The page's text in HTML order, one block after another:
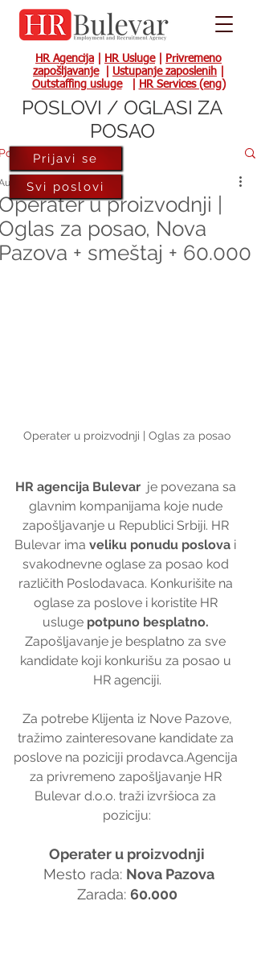
HR Agencija HR Usluge|
Privremeno
zapošljavanje| Ustupanje zaposlenih
Outstaffing usluge| HR Services (eng)
u proizvodnji |
za posao, Nova
+ smeštaj + 60.000
8, 2023
Operater u proizvodnji | Oglas za posao
HR agencija Bulevar
  je povezana sa
glavnim kompanijama koje nude
zapošljavanje u Republici Srbiji. HR
Bulevar ima veliku ponudu poslova i
svakodnevne oglase za posao kod
različith Poslodavaca. Konkurišite na
oglase za poslove i koristite HR
usluge potpuno besplatno.
Zapošljavanje je besplatno za sve
kandidate koji konkurišu za posao u
HR agenciji.
tražimo zainteresovane kandidate za
poslove na poziciji prodavca.Agencija
za privremeno zapošljavanje HR
Bulevar d.o.o. traži izvršioca za
poziciju:
Operater u proizvodnji
Mesto rada: Nova Pazova
Zarada: 60.000
Prijavi se
Svi poslovi
POSLOVI / OGLASI ZA
POSAO